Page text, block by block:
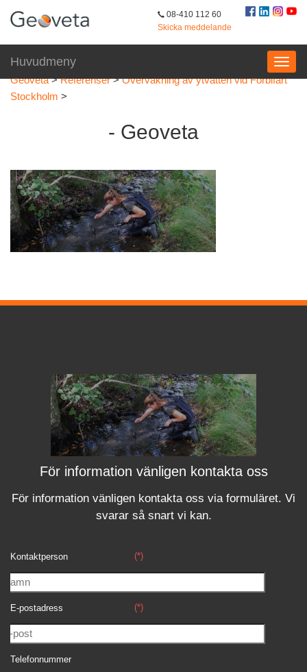
08-410 112 60
Skicka meddelande
Huvudmeny
Geoveta>Referenser>Övervakning av ytvatten vid Förbifart
Stockholm >
- Geoveta
För information vänligen kontakta oss
För information vänligen kontakta oss via formuläret. Vi
svararså snart vi kan.
Kontaktperson (*)
E-postadress (*)
Telefonnummer